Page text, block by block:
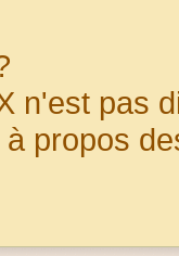
n'est pas
propos